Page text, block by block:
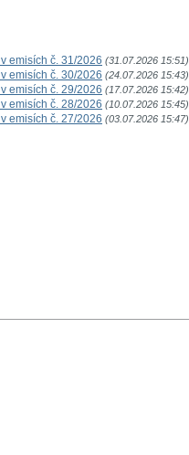
emisích č. 31/2026 (31.07.2026 15:51)
emisích č. 30/2026 (24.07.2026 15:43)
emisích č. 29/2026 (17.07.2026 15:42)
emisích č. 28/2026 (10.07.2026 15:45)
emisích č. 27/2026 (03.07.2026 15:47)